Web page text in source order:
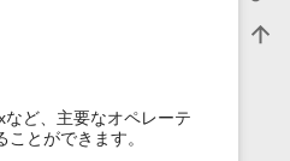
文書
r
t
ど、主要なオペレーテ
とができます。